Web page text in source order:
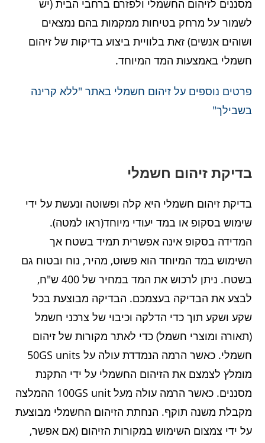
מסננים לזיהום החשמלי ולפזרם ברחבי הבית (יש
לשמור על מרחק בטיחות ממקמות בהם נמצאים
ושוהים אנשים) זאת בלוויית ביצוע בדיקות של זיהום
חשמלי באמצעות המד המיוחד.
פרטים נוספים על זיהום חשמלי באתר "ללא קרינה
בשבילך"
בדיקת זיהום חשמלי
בדיקת זיהום חשמלי היא קלה ופשוטה ונעשת על ידי
שימוש בסקופ או במד יעודי מיוחד(ראו למטה).
המדידה בסקופ אינה אפשרית תמיד בשטח אך
השימוש במד המיוחד הוא פשוט, מהיר, נוח ובטוח גם
בשטח. ניתן לרכוש את המד במחיר של 400 ש"ח,
לבצע את הבדיקה בעצמכם. הבדיקה מבוצעת בכל
שקע ושקע תוך כדי הדלקה וכיבוי של צרכני חשמל
(תאורה ומוצרי חשמל) כדי לאתר מקורות של זיהום
חשמלי. כאשר הרמה הנמדדת עולה על 50GS units
מומלץ לצמצם את הזיהום החשמלי על ידי התקנת
מסננים. כאשר הרמה עולה מעל 100GS unit ההמלצה
מקבלת משנה תוקף. הנחתת הזיהום החשמלי מבוצעת
על ידי צמצום השימוש במקורות הזיהום (אם אפשר,